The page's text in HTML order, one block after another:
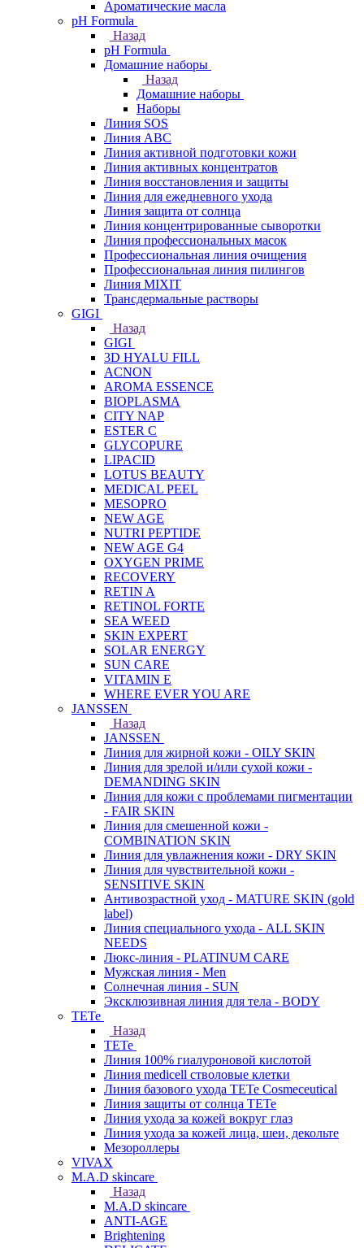
Ароматические масла
pH Formula
Назад
pH Formula
Домашние наборы
Назад
Домашние наборы
Наборы
Линия SOS
Линия АВС
Линия активной подготовки кожи
Линия активных концентратов
Линия восстановления и защиты
Линия для ежедневного ухода
Линия защита от солнца
Линия концентрированные сыворотки
Линия профессиональных масок
Профессиональная линия очищения
Профессиональная линия пилингов
Линия MIXIT
Трансдермальные растворы
GIGI
Назад
GIGI
3D HYALU FILL
ACNON
AROMA ESSENCE
BIOPLASMA
CITY NAP
ESTER C
GLYCOPURE
LIPACID
LOTUS BEAUTY
MEDICAL PEEL
MESOPRO
NEW AGE
NUTRI PEPTIDE
NEW AGE G4
OXYGEN PRIME
RECOVERY
RETIN A
RETINOL FORTE
SEA WEED
SKIN EXPERT
SOLAR ENERGY
SUN CARE
VITAMIN E
WHERE EVER YOU ARE
JANSSEN
Назад
JANSSEN
Линия для жирной кожи - OILY SKIN
Линия для зрелой и/или сухой кожи -
DEMANDING SKIN
Линия для кожи с проблемами пигментации
- FAIR SKIN
Линия для смешенной кожи -
COMBINATION SKIN
Линия для увлажнения кожи - DRY SKIN
Линия для чувствительной кожи -
SENSITIVE SKIN
Антивозрастной уход - MATURE SKIN (gold
label)
Линия специального ухода - ALL SKIN
NEEDS
Люкс-линия - PLATINUM CARE
Мужская линия - Men
Солнечная линия - SUN
Эксклюзивная линия для тела - BODY
TETe
Назад
TETe
Линия 100% гиалуроновой кислотой
Линия medicell стволовые клетки
Линия базового ухода TETe Cosmeceutical
Линия защиты от солнца TETe
Линия ухода за кожей вокруг глаз
Линия ухода за кожей лица, шеи, декольте
Мезороллеры
VIVAX
M.A.D skincare
Назад
M.A.D skincare
ANTI-AGE
Brightening